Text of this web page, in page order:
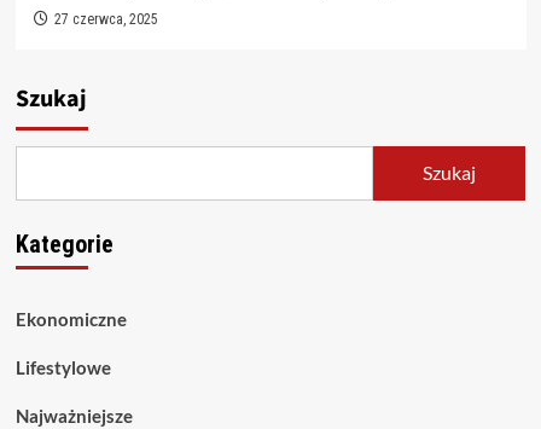
27 czerwca, 2025
Szukaj
Szukaj
Kategorie
Ekonomiczne
Lifestylowe
Najważniejsze